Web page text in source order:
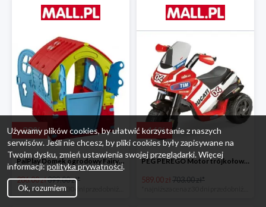
-28%
PalPlay Domek ogrodowy Fairy House -28%
286.00 zł399.00 zł*
-16%
PEG PEREGO Motor trójkołowy Ducati Desmosedici -16%
589.00 zł703.00 zł*
Używamy plików cookies, by ułatwić korzystanie z naszych
serwisów. Jeśli nie chcesz, by pliki cookies były zapisywane na
Twoim dysku, zmień ustawienia swojej przeglądarki. Więcej
informacji:polityka prywatności.
Ok, rozumiem